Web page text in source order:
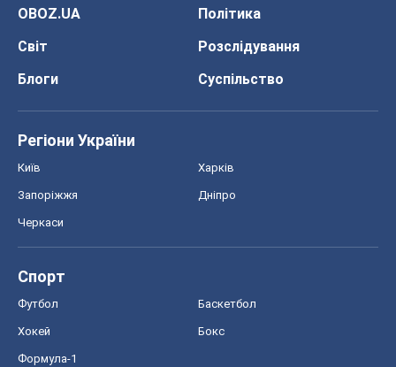
OBOZ.UA
Політика
Світ
Розслідування
Блоги
Суспільство
Регіони України
Київ Харків
Запоріжжя Дніпро
Черкаси
Спорт
Футбол Баскетбол
Хокей Бокс
Формула-1